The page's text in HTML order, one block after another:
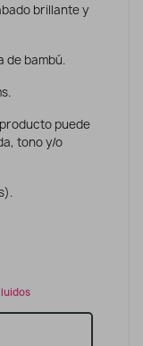
brillante y
de bambú.
puede
tono y/o